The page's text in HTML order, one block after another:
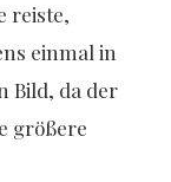
reiste,
einmal in
Bild, da der
größere